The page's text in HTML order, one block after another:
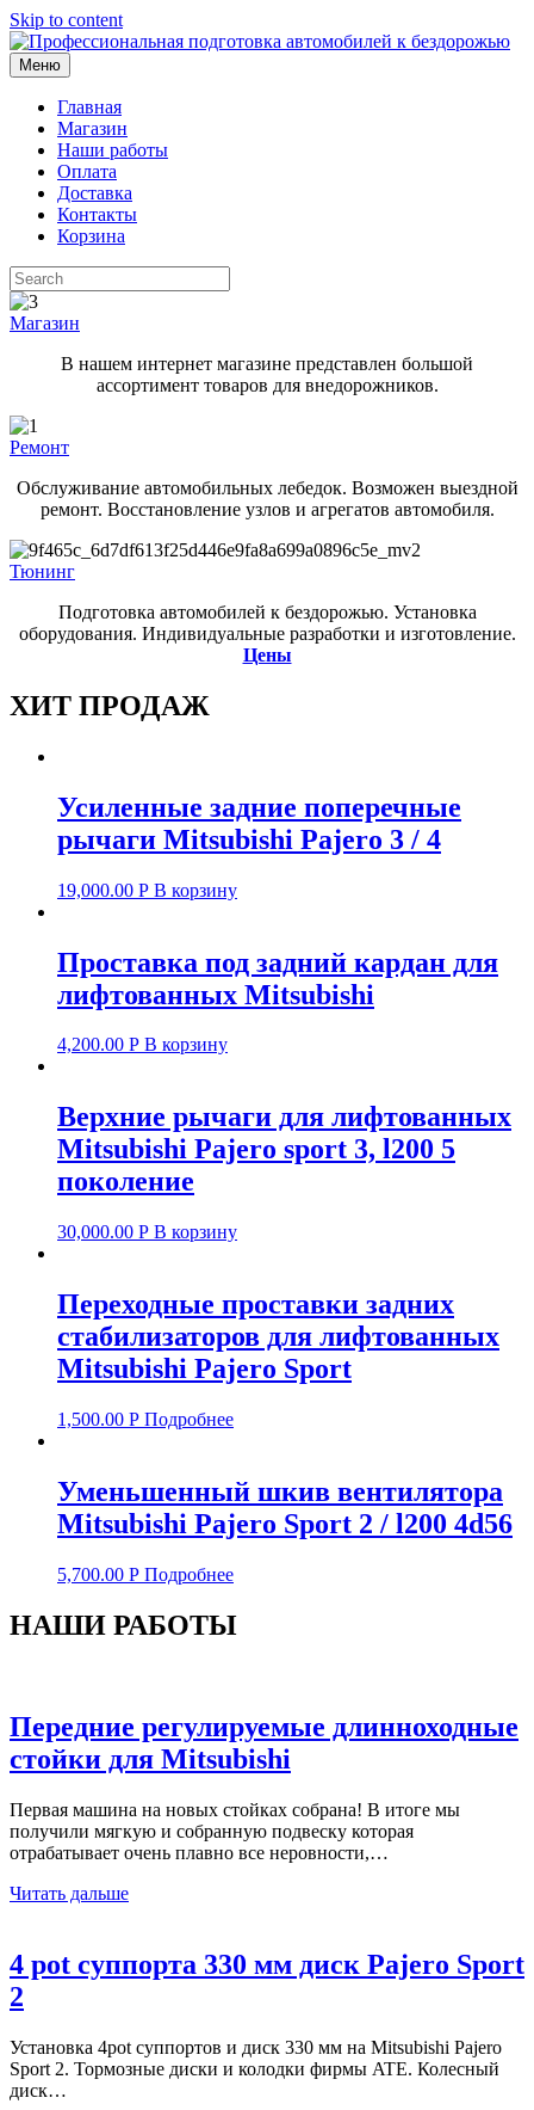
Skip to content
Меню
Главная
Магазин
Наши работы
Оплата
Доставка
Контакты
Корзина
Магазин
В нашем интернет магазине представлен большой
ассортимент товаров для внедорожников.
Ремонт
Обслуживание автомобильных лебедок. Возможен выездной
ремонт. Восстановление узлов и агрегатов автомобиля.
Тюнинг
Подготовка автомобилей к бездорожью. Установка
оборудования. Индивидуальные разработки и изготовление.
Цены
ХИТ ПРОДАЖ
Усиленные задние поперечные
рычаги Mitsubishi Pajero 3 / 4
19,000.00 Р В корзину
Проставка под задний кардан для
лифтованных Mitsubishi
4,200.00 Р В корзину
Верхние рычаги для лифтованных
Mitsubishi Pajero sport 3, l200 5
поколение
30,000.00 Р В корзину
Переходные проставки задних
стабилизаторов для лифтованных
Mitsubishi Pajero Sport
1,500.00 Р Подробнее
Уменьшенный шкив вентилятора
Mitsubishi Pajero Sport 2 / l200 4d56
5,700.00 Р Подробнее
НАШИ РАБОТЫ
Передние регулируемые длинноходные
стойки для Mitsubishi
Первая машина на новых стойках собрана! В итоге мы
получили мягкую и собранную подвеску которая
отрабатывает очень плавно все неровности,…
Читать дальше
4 pot суппорта 330 мм диск Pajero Sport
2
Установка 4pot суппортов и диск 330 мм на Mitsubishi Pajero
Sport 2. Тормозные диски и колодки фирмы ATE. Колесный
диск…